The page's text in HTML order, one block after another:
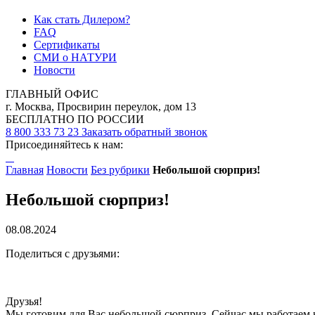
Как стать Дилером?
FAQ
Сертификаты
СМИ о НАТУРИ
Новости
ГЛАВНЫЙ ОФИС
г. Москва, Просвирин переулок, дом 13
БЕСПЛАТНО ПО РОССИИ
8 800 333 73 23 Заказать обратный звонок
Присоединяйтесь к нам:
Главная Новости Без рубрики Небольшой сюрприз!
Небольшой сюрприз!
08.08.2024
Поделиться с друзьями:
Друзья!